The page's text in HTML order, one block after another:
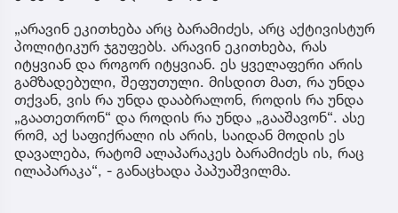
„არავინ ეკითხება არც ბარამიძეს, არც აქტივისტურ
პოლიტიკურ ჯგუფებს. არავინ ეკითხება, რას
იტყვიან და როგორ იტყვიან. ეს ყველაფერი არის
გამზადებული, შეფუთული. მისდით მათ, რა უნდა
თქვან, ვის რა უნდა დააბრალონ, როდის რა უნდა
„გაათეთრონ“ და როდის რა უნდა „გააშავონ“. ასე
რომ, აქ საფიქრალი ის არის, საიდან მოდის ეს
დავალება, რატომ ალაპარაკეს ბარამიძეს ის, რაც
ილაპარაკა“, - განაცხადა პაპუაშვილმა.